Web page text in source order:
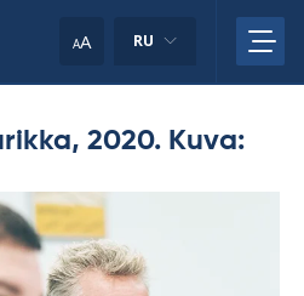
AA RU
2020. Kuva: